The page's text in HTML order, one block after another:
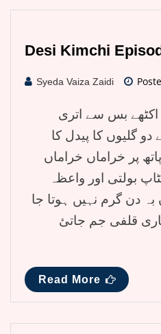
Desi Kimchi
Syeda Vaiza Zaidi
اکٹھے بس سے اتری
گلیوں کا پیدل کا
پر خراماں خراماں
بولتی اور واعظہ
بہ دن گرم نہیں ہوتا جا
قلفی جم جاتئ
Read More